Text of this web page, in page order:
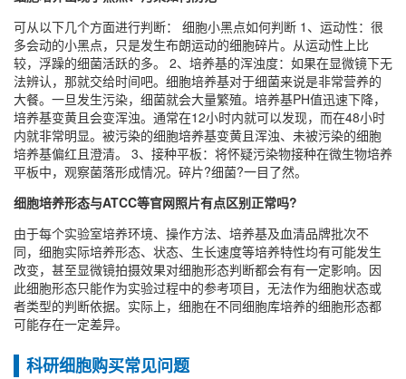
可从以下几个方面进行判断： 细胞小黑点如何判断 1、运动性：很
多会动的小黑点，只是发生布朗运动的细胞碎片。从运动性上比
较，浮躁的细菌活跃的多。 2、培养基的浑浊度：如果在显微镜下无
法辨认，那就交给时间吧。细胞培养基对于细菌来说是非常营养的
大餐。一旦发生污染，细菌就会大量繁殖。培养基PH值迅速下降，
培养基变黄且会变浑浊。通常在12小时内就可以发现，而在48小时
内就非常明显。被污染的细胞培养基变黄且浑浊、未被污染的细胞
培养基偏红且澄清。 3、接种平板：将怀疑污染物接种在微生物培养
平板中，观察菌落形成情况。碎片?细菌?一目了然。
细胞培养形态与ATCC等官网照片有点区别正常吗?
由于每个实验室培养环境、操作方法、培养基及血清品牌批次不
同，细胞实际培养形态、状态、生长速度等培养特性均有可能发生
改变，甚至显微镜拍摄效果对细胞形态判断都会有有一定影响。因
此细胞形态只能作为实验过程中的参考项目，无法作为细胞状态或
者类型的判断依据。实际上，细胞在不同细胞库培养的细胞形态都
可能存在一定差异。
科研细胞购买常见问题